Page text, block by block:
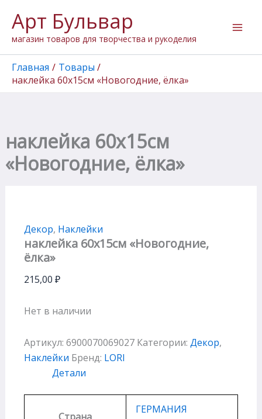
содержимому
Арт Бульвар
магазин товаров для творчества и рукоделия
Главная
Товары
наклейка 60х15см «Новогодние, ёлка»
наклейка 60х15см
«Новогодние, ёлка»
Декор, Наклейки
наклейка 60х15см «Новогодние,
ёлка»
215,00 ₽
Нет в наличии
Артикул: 6900070069027 Категории: Декор,
Наклейки Бренд: LORI
Детали
Страна
ГЕРМАНИЯ